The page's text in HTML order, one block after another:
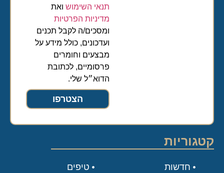
תנאי השימושואת
מדיניות הפרטיות
ומסכים/ה לקבל תכנים
ועדכונים, כולל מידע על
מבצעים וחומרים
פרסומיים, לכתובת
הדוא״ל שלי.
הצטרפו
קטגוריות
טיפים
חדשות